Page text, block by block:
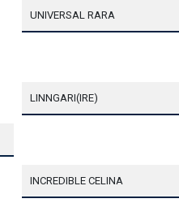
UNIVERSAL RARA
LINNGARI(IRE)
INCREDIBLE CELINA